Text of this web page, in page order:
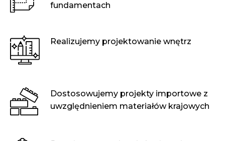
fundamentach
Realizujemy projektowanie wnętrz
Dostosowujemy projekty importowe z
uwzględnieniem materiałów krajowych